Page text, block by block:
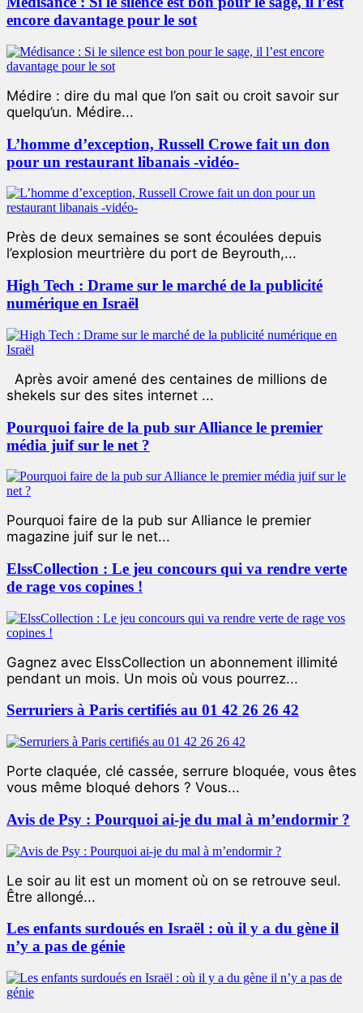
encore davantage pour le sot
Médire : dire du mal que l’on sait ou croit savoir sur
quelqu’un. Médire...
L’homme d’exception, Russell Crowe fait un don
pour un restaurant libanais -vidéo-
Près de deux semaines se sont écoulées depuis
l’explosion meurtrière du port de Beyrouth,...
High Tech : Drame sur le marché de la publicité
numérique en Israël
Après avoir amené des centaines de millions de
shekels sur des sites internet ...
Pourquoi faire de la pub sur Alliance le premier
média juif sur le net ?
Pourquoi faire de la pub sur Alliance le premier
magazine juif sur le net...
ElssCollection : Le jeu concours qui va rendre verte
de rage vos copines !
Gagnez avec ElssCollection un abonnement illimité
pendant un mois. Un mois où vous pourrez...
Serruriers à Paris certifiés au 01 42 26 26 42
Porte claquée, clé cassée, serrure bloquée, vous êtes
vous même bloqué dehors ? Vous...
Avis de Psy : Pourquoi ai-je du mal à m’endormir ?
Le soir au lit est un moment où on se retrouve seul.
Être allongé...
Les enfants surdoués en Israël : où il y a du gène il
n’y a pas de génie